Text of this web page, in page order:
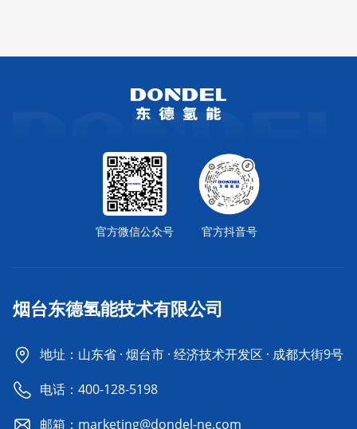
官方微信公众号 官方抖音号
烟台东德氢能技术有限公司
地址：山东省 · 烟台市 · 经济技术开发区 · 成都大街9号
电话： 400-128-5198
邮箱：marketing@dondel-ne.com